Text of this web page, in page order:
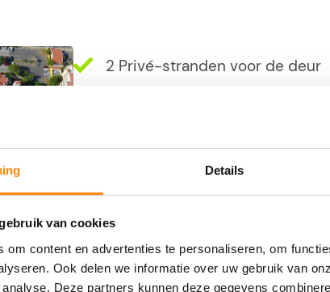
Details
van cookies
om content en advertenties te personaliseren, om
Ook delen we informatie over uw gebruik van
Deze partners kunnen deze gegevens
2 Privé-stranden voor de deur
Spa, fitness, Yoga en Pilates